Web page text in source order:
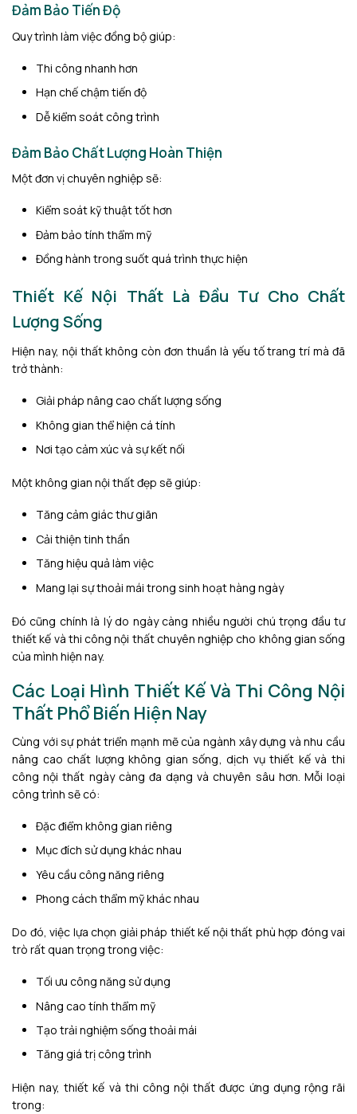
Đảm Bảo Tiến Độ
Quy trình làm việc đồng bộ giúp:
Thi công nhanh hơn
Hạn chế chậm tiến độ
Dễ kiểm soát công trình
Đảm Bảo Chất Lượng Hoàn Thiện
Một đơn vị chuyên nghiệp sẽ:
Kiểm soát kỹ thuật tốt hơn
Đảm bảo tính thẩm mỹ
Đồng hành trong suốt quá trình thực hiện
Thiết Kế Nội Thất Là Đầu Tư Cho Chất
Lượng Sống
Hiện nay, nội thất không còn đơn thuần là yếu tố trang trí mà đã
trở thành:
Giải pháp nâng cao chất lượng sống
Không gian thể hiện cá tính
Nơi tạo cảm xúc và sự kết nối
Một không gian nội thất đẹp sẽ giúp:
Tăng cảm giác thư giãn
Cải thiện tinh thần
Tăng hiệu quả làm việc
Mang lại sự thoải mái trong sinh hoạt hàng ngày
Đó cũng chính là lý do ngày càng nhiều người chú trọng đầu tư
thiết kế và thi công nội thất chuyên nghiệp cho không gian sống
của mình hiện nay.
Các Loại Hình Thiết Kế Và Thi Công Nội
Thất Phổ Biến Hiện Nay
Cùng với sự phát triển mạnh mẽ của ngành xây dựng và nhu cầu
nâng cao chất lượng không gian sống, dịch vụ thiết kế và thi
công nội thất ngày càng đa dạng và chuyên sâu hơn. Mỗi loại
công trình sẽ có:
Đặc điểm không gian riêng
Mục đích sử dụng khác nhau
Yêu cầu công năng riêng
Phong cách thẩm mỹ khác nhau
Do đó, việc lựa chọn giải pháp thiết kế nội thất phù hợp đóng vai
trò rất quan trọng trong việc:
Tối ưu công năng sử dụng
Nâng cao tính thẩm mỹ
Tạo trải nghiệm sống thoải mái
Tăng giá trị công trình
Hiện nay, thiết kế và thi công nội thất được ứng dụng rộng rãi
trong: